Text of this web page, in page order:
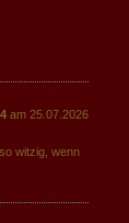
4am 25.07.2026
witzig, wenn